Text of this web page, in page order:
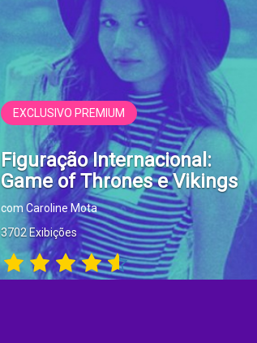
EXCLUSIVO PREMIUM
Figuração Internacional:
Game of Thrones e Vikings
com Caroline Mota
3702 Exibições